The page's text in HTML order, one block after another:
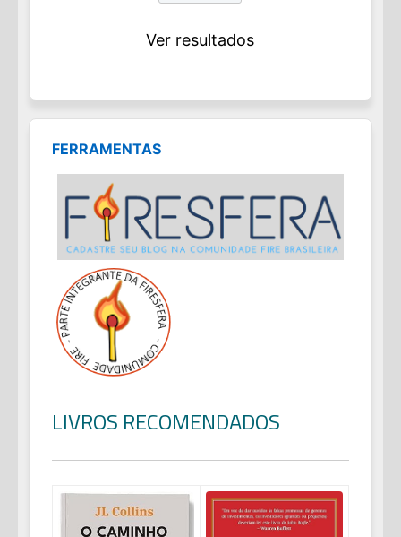
Ver resultados
FERRAMENTAS
LIVROS RECOMENDADOS